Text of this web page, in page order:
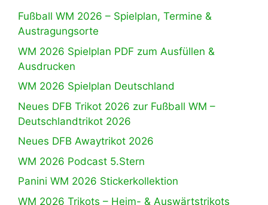
Fußball WM 2026 – Spielplan, Termine &
Austragungsorte
WM 2026 Spielplan PDF zum Ausfüllen &
Ausdrucken
WM 2026 Spielplan Deutschland
Neues DFB Trikot 2026 zur Fußball WM –
Deutschlandtrikot 2026
Neues DFB Awaytrikot 2026
WM 2026 Podcast 5.Stern
Panini WM 2026 Stickerkollektion
WM 2026 Trikots – Heim- & Auswärtstrikots